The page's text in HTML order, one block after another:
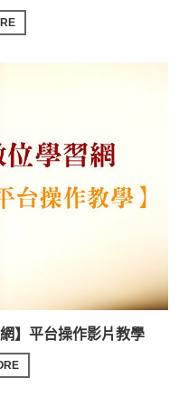
】平台操作影片教學